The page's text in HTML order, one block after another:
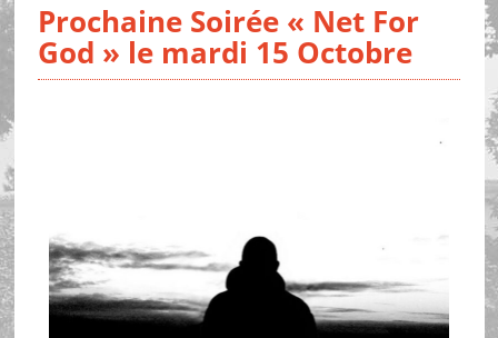
Prochaine Soirée « Net For
God » le mardi 15 Octobre